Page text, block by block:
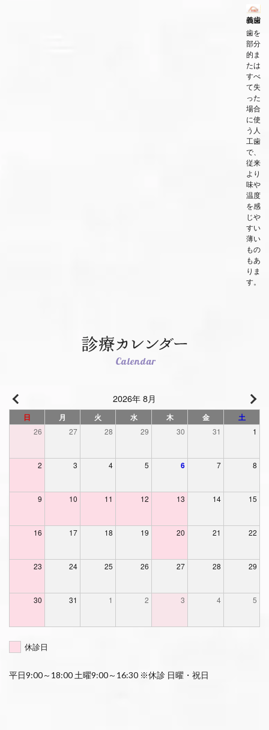
義歯
歯を
部分
的ま
たは
すべ
て失
った
場合
に使
う人
工歯
で、
従来
より
味や
温度
を感
じや
すい
薄い
もの
もあ
りま
す。
2026年 8月
日 月 火 水 木 金 土
26 27 28 29 30 31 1
2 3 4 5 6 7 8
9 10 11 12 13 14 15
16 17 18 19 20 21 22
23 24 25 26 27 28 29
30 31 1 2 3 4 5
休診日
平日9:00～18:00 土曜9:00～16:30 ※休診 日曜・祝日